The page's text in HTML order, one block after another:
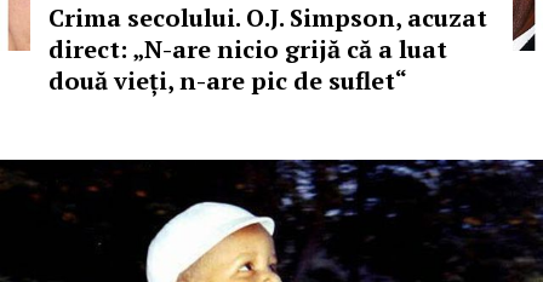
Crima secolului. O.J. Simpson, acuzat
direct: „N-are nicio grijă că a luat
două vieți, n-are pic de suflet“